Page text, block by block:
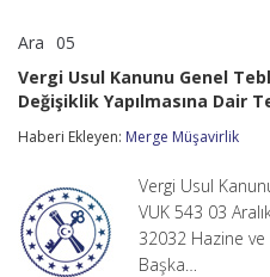
Ara 05
Kanunu
Genel
(Sıra
396)’nde
Değişiklik
Yapılmasına
Dair
Tebliğ
Vergi Usul Kanunu Genel
Değişiklik Yapılmasına Dair
Haberi Ekleyen: Merge Müşavirlik
Vergi Usul
VUK 543 03
32032 Hazine ve
Başka…